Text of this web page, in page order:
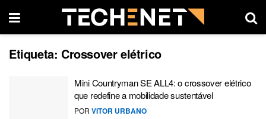
Etiqueta: Crossover elétrico
Mini Countryman SE ALL4: o crossover elétrico
que redefine a mobilidade sustentável
POR VITOR URBANO